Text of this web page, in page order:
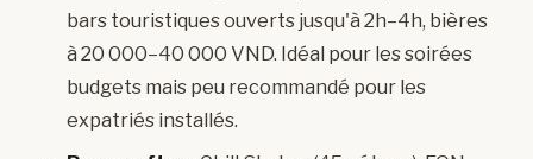
bars touristiques ouverts jusqu'à 2h–4h, bières
à 20 000–40 000 VND. Idéal pour les soirées
budgets mais peu recommandé pour les
expatriés installés.